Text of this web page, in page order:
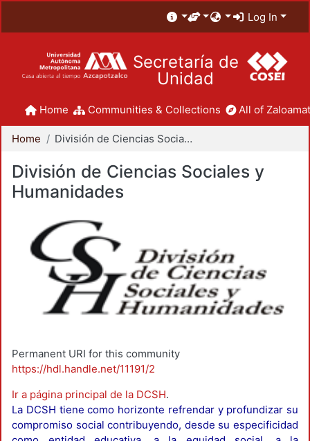
Log In
Secretaría de
Unidad
Home Communities & Collections All of
Home División de Ciencias Sociales y Humanidades
División de Ciencias Sociales y
Humanidades
Permanent URI for this community
https://hdl.handle.net/11191/2
Ir a página principal de la DCSH.
La DCSH tiene como horizonte refrendar y profundizar su
compromiso social contribuyendo, desde su especificidad